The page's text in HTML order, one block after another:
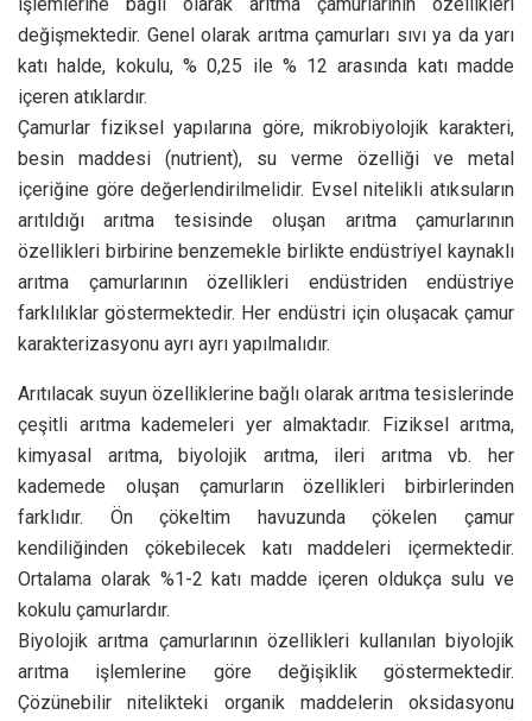
işlemlerine bağlı olarak arıtma çamurlarının özellikleri
değişmektedir. Genel olarak arıtma çamurları sıvı ya da yarı
katı halde, kokulu, % 0,25 ile % 12 arasında katı madde
içeren atıklardır.
Çamurlar fiziksel yapılarına göre, mikrobiyolojik karakteri,
besin maddesi (nutrient), su verme özelliği ve metal
içeriğine göre değerlendirilmelidir. Evsel nitelikli atıksuların
arıtıldığı arıtma tesisinde oluşan arıtma çamurlarının
özellikleri birbirine benzemekle birlikte endüstriyel kaynaklı
arıtma çamurlarının özellikleri endüstriden endüstriye
farklılıklar göstermektedir. Her endüstri için oluşacak çamur
karakterizasyonu ayrı ayrı yapılmalıdır.
Arıtılacak suyun özelliklerine bağlı olarak arıtma tesislerinde
çeşitli arıtma kademeleri yer almaktadır. Fiziksel arıtma,
kimyasal arıtma, biyolojik arıtma, ileri arıtma vb. her
kademede oluşan çamurların özellikleri birbirlerinden
farklıdır. Ön çökeltim havuzunda çökelen çamur
kendiliğinden çökebilecek katı maddeleri içermektedir.
Ortalama olarak %1-2 katı madde içeren oldukça sulu ve
kokulu çamurlardır.
Biyolojik arıtma çamurlarının özellikleri kullanılan biyolojik
arıtma işlemlerine göre değişiklik göstermektedir.
Çözünebilir nitelikteki organik maddelerin oksidasyonu